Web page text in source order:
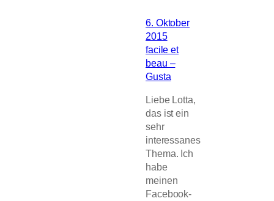
6. Oktober
2015
facile et
beau –
Gusta
Liebe Lotta,
das ist ein
sehr
interessanes
Thema. Ich
habe
meinen
Facebook-